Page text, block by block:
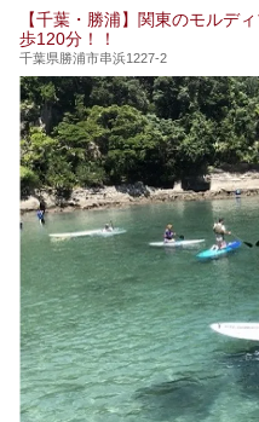
【千葉・勝浦】関東のモルデ
歩120分！！
千葉県勝浦市串浜1227-2